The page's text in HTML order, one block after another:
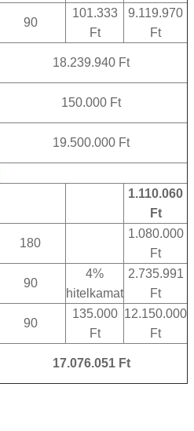
90
101.333
Ft
9.119.970
Ft
18.239.940 Ft
150.000 Ft
19.500.000 Ft
1.110.060
Ft
180
1.080.000
Ft
90
4%
hitelkamat
2.735.991
Ft
90
135.000
Ft
12.150.000
Ft
17.076.051 Ft